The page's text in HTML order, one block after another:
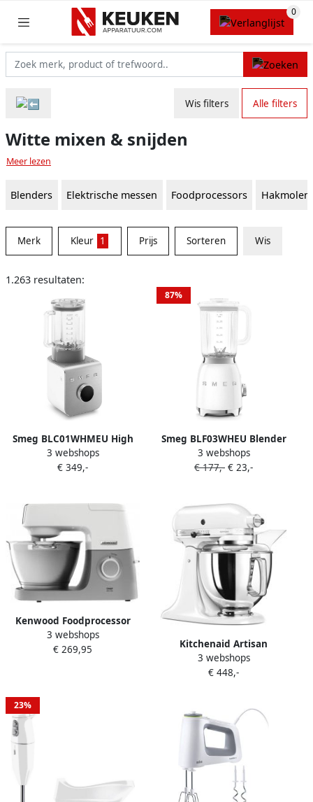
Wis filters Alle filters
Witte mixen & snijden
Meer lezen
Blenders Elektrische messen Foodprocessors
Merk Kleur 1 Prijs Sorteren Wis
1.263 resultaten:
Smeg BLC01WHMEU High
Performance Blender Power
Blender 1400W 1 5L Tritan
Programma's Collezione
Mat Wit
3 webshops
€ 349,-
87%
Smeg BLF03WHEU Blender
Smoothie Blender 800W 1
5L Tritan™ Kan 4 Snelheden
3 webshops
€ 177,- € 23,-
Kenwood Foodprocessor
KVC5100T | Food Processors
| 5011423195780
3 webshops
€ 269,95
Kitchenaid Artisan
5KSM175PSEWH Wit |
Keukenrobots |
5KSM175PSEWH
3 webshops
€ 448,-
23%